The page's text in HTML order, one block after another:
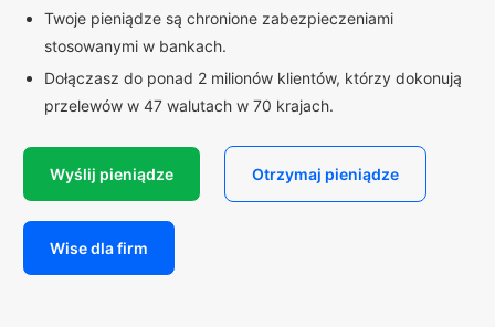
Twoje pieniądze są chronione zabezpieczeniami
stosowanymi w bankach.
Dołączasz do ponad 2 milionów klientów, którzy dokonują
przelewów w 47 walutach w 70 krajach.
Wyślij pieniądze Otrzymaj pieniądze
Wise dla firm